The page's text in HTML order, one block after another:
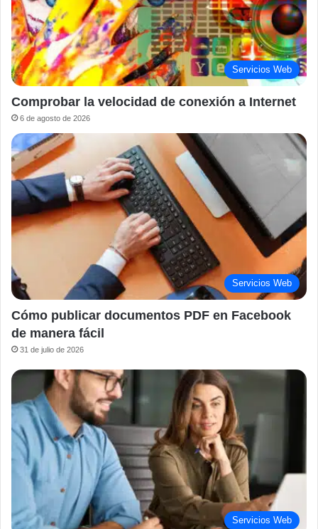
Servicios Web
Comprobar la velocidad de conexión a Internet
6 de agosto de 2026
Servicios Web
Cómo publicar documentos PDF en Facebook
de manera fácil
31 de julio de 2026
Servicios Web